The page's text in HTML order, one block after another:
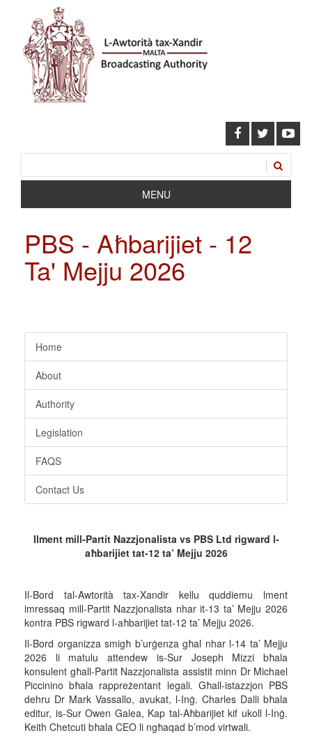
MENU
PBS - Aħbarijiet - 12
Ta' Mejju 2026
Home
About
Authority
Legislation
FAQS
Contact Us
Ilment mill-Partit Nazzjonalista vs PBS Ltd rigward l-
aħbarijiet tat-12 ta’ Mejju 2026
Il-Bord tal-Awtorità tax-Xandir kellu quddiemu lment
imressaq mill-Partit Nazzjonalista nhar it-13 ta’ Mejju 2026
kontra PBS rigward l-aħbarijiet tat-12 ta’ Mejju 2026.
Il-Bord organizza smigħ b’urġenza għal nhar l-14 ta’ Mejju
2026 li matulu attendew is-Sur Joseph Mizzi bħala
konsulent għall-Partit Nazzjonalista assistit minn Dr Michael
Piccinino bħala rappreżentant legali. Għall-istazzjon PBS
dehru Dr Mark Vassallo, avukat, l-Inġ. Charles Dalli bħala
editur, is-Sur Owen Galea, Kap tal-Aħbarijiet kif ukoll l-Inġ.
Keith Chetcuti bħala CEO li ngħaqad b’mod virtwali.